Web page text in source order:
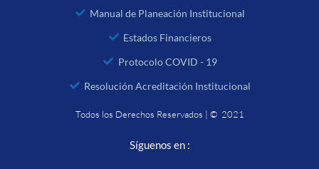
Manual de Planeación Institucional
Estados Financieros
Protocolo COVID - 19
Resolución Acreditación Institucional
Todos los Derechos Reservados | © 2021
Síguenos en :